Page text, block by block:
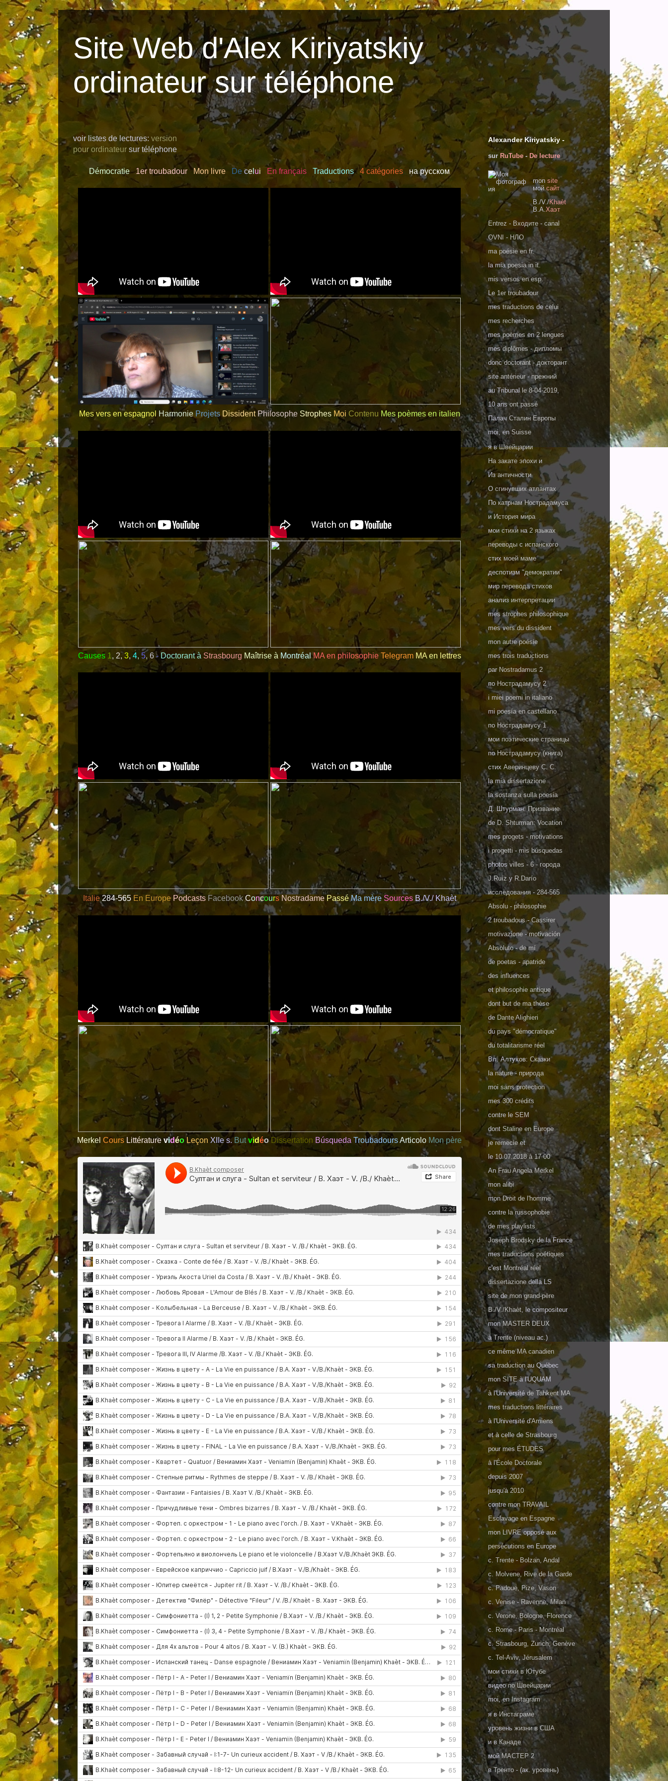
Site Web d'Alex Kiriyatskiy
ordinateur sur téléphone
voir listes de lectures: version
pour ordinateur sur téléphone
Démocratie 1er troubadour Mon livre De ce ui En français Traductions 4 catégories на русском
Mes vers en espagnol Harmonie Projets Dissident Philosophe Strophes Moi Contenu Mes poèmes en italien
Causes 1, 2,3, 4, 5, 6- Doctorant à Strasbourg Maîtrise à Montréal MA en philosophie Telegram MA en lettres
Italie 284-565 En Europe Podcasts Facebook Concours Nostradame Passé Ma mère Sources B./V./ Khaèt
Merkel Cours Littérature vidéo Leçon XIIe s. But vidéo Dissertation Búsqueda TroubadoursArticolo Mon père
Alexander Kiriyatskiy -
sur RuTube - De lecture
mon site
мoйсайт
B./V./Khaèt
В.А.Хаэт
Entrez - Входите - canal
OVNI - НЛО
ma poésie en fr.
la mia poesia in it.
misversos en esp.
Le 1er troubadour
mes traductions decelui
mes recherches
mespoèmes en2 lengues
mesdiplômes-дипломы
doncdoctorant -докторант
siteantérieur-прежний
au Tribunal le 8-04-2019,
10 ansont passé
Палач Сталин Европы
moi, en Suisse
я вШвейцарии
На закате эпохи и
Изантичности
О сгинувших атлантах
По катрнам Нострадамуса
и История мира
мои стихи на 2 языках
переводы с испанского
стих моей маме
деспотизм "демократии"
мир перевода стихов
анализинтерпретации
messtrophes philosophique
mesvers du dissident
mon autre poésie
mestrois traductions
par Nostradamus 2
по Нострадамусу 2
i miei poemi in italiano
mi poesía en castellano
по Нострадамусу 1
мои поэтические страницы
по Нострадамусу (книга)
стих Аверинцеву С. С.
la miadissertazione
lasostanza sulla poesia
Д. Штурман: Призвание
deD. Shturman: Vocation
mes progets -motivations
iprogetti - mis búsquedas
photosvilles - 6 - города
J.Ruíz y R.Darío
исследования - 284-565
Absolu - philosophie
2 troubadous-Cassirer
motivazione -motivación
Absoluto-de mí
de poetas - apatride
des influences
etphilosophie antique
dont but de ma thèse
de Dante Alighieri
du pays "démocratique"
dutotalitarisme réel
Вл. Алтухов: Сказки
lanature - природа
moi sans protection
mes300 crédits
contre le SEM
dont Staline en Europe
je remecieet
le 10.07.2018 à 17 00
An Frau Angela Merkel
mon alibi
monDroit de l'homme
сontre la russophobie
de mes playlists
Joseph Brodskyde la France
mestraductions poétiques
c'est Montréal réel
dissertazionedella LS
site demon grand-père
B./V./Khaèt, le compositeur
monMASTER DEUX
àTrente (niveau ac.)
ce mêmeMA canadien
satraduction au Québec
mon SITEàl'UQUAM
à l'Universitéde Tahkent MA
mes traductions littéraires
à l'Université d'Amiens
et à celle de Strasbourg
pour mes ÉTUDES
à l'École Doctorale
depuis 2007
jusqu'à 2010
contre mon TRAVAIL
Esclavage en Espagne
mon LIVREopposé aux
persécutions en Europe
c. Trente - Bolzan, Andal
c. Molvene, Rive de la Garde
c.Padoue, Pize, Vason
c. Venise- Ravenne, Milan
c. Verone, Bologne, Florence
c. Rome- Paris - Montréal
c.Strasbourg, Zurich, Genève
c. Tel-Aviv, Jérusalem
моистихи в Ютубе
видеопо Швейцарии
moi, enInstagram
я в Инстаграме
уровень жизни в США
и в Канаде
мoй МАСТЕР 2
вТренто - (ак.уровень)